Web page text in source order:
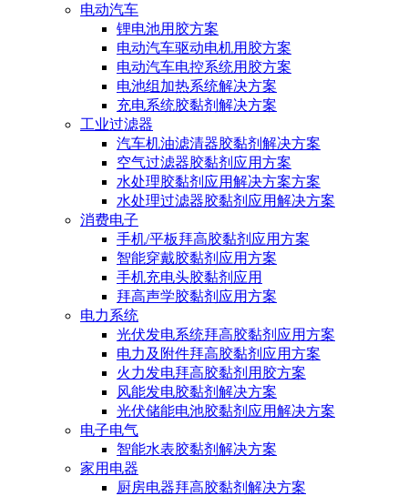
电动汽车
锂电池用胶方案
电动汽车驱动电机用胶方案
电动汽车电控系统用胶方案
电池组加热系统解决方案
充电系统胶黏剂解决方案
工业过滤器
汽车机油滤清器胶黏剂解决方案
空气过滤器胶黏剂应用方案
水处理胶黏剂应用解决方案方案
水处理过滤器胶黏剂应用解决方案
消费电子
手机/平板拜高胶黏剂应用方案
智能穿戴胶黏剂应用方案
手机充电头胶黏剂应用
拜高声学胶黏剂应用方案
电力系统
光伏发电系统拜高胶黏剂应用方案
电力及附件拜高胶黏剂应用方案
火力发电拜高胶黏剂用胶方案
风能发电胶黏剂解决方案
光伏储能电池胶黏剂应用解决方案
电子电气
智能水表胶黏剂解决方案
家用电器
厨房电器拜高胶黏剂解决方案